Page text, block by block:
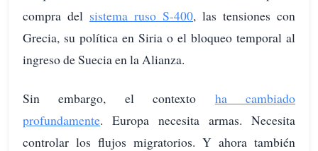
compra del sistema ruso S-400, las tensiones con
Grecia, su política en Siria o el bloqueo temporal al
ingreso de Suecia en la Alianza.
Sin embargo, el contexto ha cambiado
profundamente. Europa necesita armas. Necesita
controlar los flujos migratorios. Y ahora también